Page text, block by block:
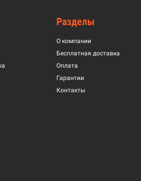
Разделы
О компании
Бесплатная доставка
Оплата
Гарантии
Контакты